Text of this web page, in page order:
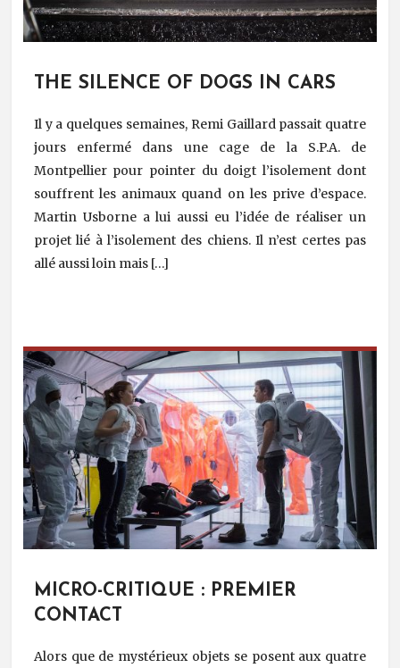
THE SILENCE OF DOGS IN CARS
Il y a quelques semaines, Remi Gaillard passait quatre
jours enfermé dans une cage de la S.P.A. de
Montpellier pour pointer du doigt l’isolement dont
souffrent les animaux quand on les prive d’espace.
Martin Usborne a lui aussi eu l’idée de réaliser un
projet lié à l’isolement des chiens. Il n’est certes pas
allé aussi loin mais […]
MICRO-CRITIQUE : PREMIER
CONTACT
Alors que de mystérieux objets se posent aux quatre